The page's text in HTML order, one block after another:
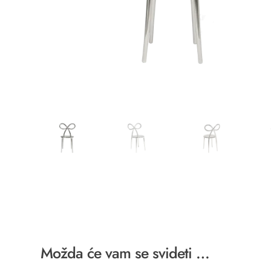
Možda će vam se svideti …